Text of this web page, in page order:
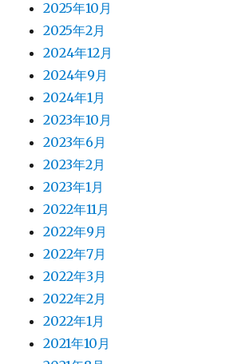
2025年10月
2025年2月
2024年12月
2024年9月
2024年1月
2023年10月
2023年6月
2023年2月
2023年1月
2022年11月
2022年9月
2022年7月
2022年3月
2022年2月
2022年1月
2021年10月